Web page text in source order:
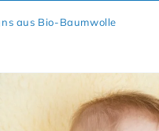
aus Bio-Baumwolle